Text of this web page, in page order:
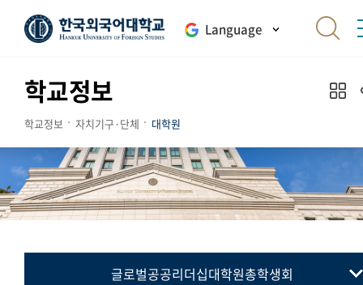
Language
학교정보
학교정보 자치기구·단체 대학원
글로벌공공리더십대학원총학생회